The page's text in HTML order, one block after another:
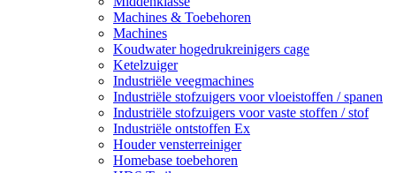
Machines & Toebehoren
Machines
Koudwater hogedrukreinigers cage
Ketelzuiger
Industriële veegmachines
Industriële stofzuigers voor vloeistoffen / spanen
Industriële stofzuigers voor vaste stoffen / stof
Industriële ontstoffen Ex
Houder vensterreiniger
Homebase toebehoren